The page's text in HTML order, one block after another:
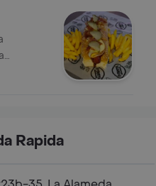
Rapida